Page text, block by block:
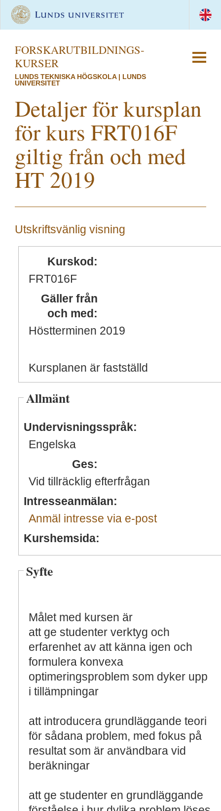
FORSKAR­UTBILDNINGS­
KURSER
LUNDS TEKNISKA HÖGSKOLA | LUNDS
UNIVERSITET
Detaljer för kursplan
för kurs FRT016F
giltig från och med
HT 2019
Utskriftsvänlig visning
Kurskod:
FRT016F
Gäller från
och med:
Höstterminen 2019
Kursplanen är fastställd
Allmänt
Undervisningsspråk:
Engelska
Ges:
Vid tillräcklig efterfrågan
Intresseanmälan:
Anmäl intresse via e-post
Kurshemsida:
Syfte
Målet med kursen är
att ge studenter verktyg och
erfarenhet av att känna igen och
formulera konvexa
optimeringsproblem som dyker upp
i tillämpningar
att introducera grundläggande teori
för sådana problem, med fokus på
resultat som är användbara vid
beräkningar
att ge studenter en grundläggande